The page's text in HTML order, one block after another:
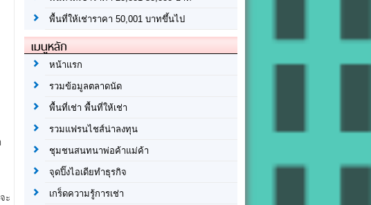
ะ
พื้นที่ให้เช่าราคา 50,001 บาทขึ้นไป
เมนูหลัก
หน้าแรก
รวมข้อมูลตลาดนัด
พื้นที่เช่า พื้นที่ให้เช่า
รวมแฟรนไชส์น่าลงทุน
ชุมชนสนทนาพ่อค้าแม่ค้า
จุดปิ๊งไอเดียทำธุรกิจ
เกร็ดความรู้การเช่า